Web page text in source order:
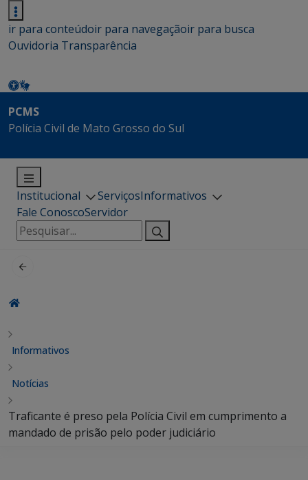
ir para conteúdoir para navegaçãoir para busca
Ouvidoria Transparência
PCMS
Polícia Civil de Mato Grosso do Sul
Institucional ServiçosInformativos
Fale ConoscoServidor
Pesquisar
por:
Informativos
Notícias
Traficante é preso pela Polícia Civil em cumprimento a
mandado de prisão pelo poder judiciário